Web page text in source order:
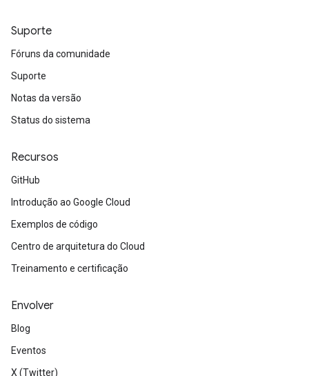
Suporte
Fóruns da comunidade
Suporte
Notas da versão
Status do sistema
Recursos
GitHub
Introdução ao Google Cloud
Exemplos de código
Centro de arquitetura do Cloud
Treinamento e certificação
Envolver
Blog
Eventos
X (Twitter)